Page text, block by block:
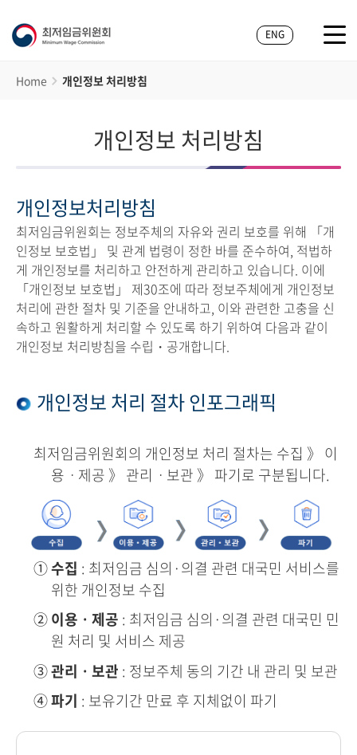
ENG
Home 개인정보 처리방침
개인정보 처리방침
개인정보처리방침
최저임금위원회는 정보주체의 자유와 권리 보호를 위해 「개
인정보 보호법」 및 관계 법령이 정한 바를 준수하여, 적법하
게 개인정보를 처리하고 안전하게 관리하고 있습니다. 이에
「개인정보 보호법」 제30조에 따라 정보주체에게 개인정보
처리에 관한 절차 및 기준을 안내하고, 이와 관련한 고충을 신
속하고 원활하게 처리할 수 있도록 하기 위하여 다음과 같이
개인정보 처리방침을 수립・공개합니다.
개인정보 처리 절차 인포그래픽
최저임금위원회의 개인정보 처리 절차는 수집 》 이
용ㆍ제공 》 관리ㆍ보관 》 파기로 구분됩니다.
①수집 : 최저임금 심의·의결 관련 대국민 서비스를
위한 개인정보 수집
② 이용ㆍ제공 : 최저임금 심의·의결 관련 대국민 민
원 처리 및 서비스 제공
③관리ㆍ보관 : 정보주체 동의 기간 내 관리 및 보관
④파기 : 보유기간 만료 후 지체없이 파기